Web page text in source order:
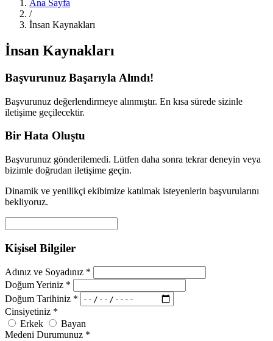
Ana Sayfa
/
İnsan Kaynakları
İnsan Kaynakları
Başvurunuz Başarıyla Alındı!
Başvurunuz değerlendirmeye alınmıştır. En kısa sürede sizinle
iletişime geçilecektir.
Bir Hata Oluştu
Başvurunuz gönderilemedi. Lütfen daha sonra tekrar deneyin veya
bizimle doğrudan iletişime geçin.
Dinamik ve yenilikçi ekibimize katılmak isteyenlerin başvurularını
bekliyoruz.
Kişisel Bilgiler
Adınız ve Soyadınız *
Doğum Yeriniz *
Doğum Tarihiniz *
Cinsiyetiniz *
Erkek
Bayan
Medeni Durumunuz *